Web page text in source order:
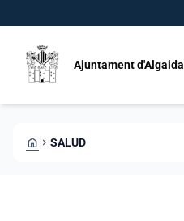
Ajuntament d'Algaida
HOME CHEVRON_RIGHT SALUD